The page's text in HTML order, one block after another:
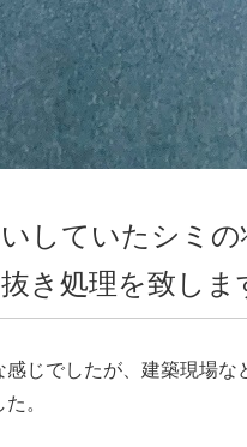
していたシミ
き処理を致しま
じでしたが、建築現場
。